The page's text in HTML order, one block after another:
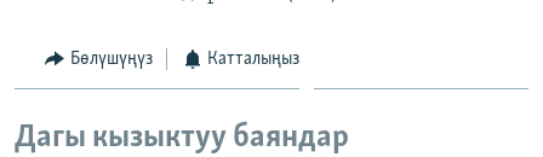
Бөлүшүңүз Катталыңыз
Дагы кызыктуу баяндар